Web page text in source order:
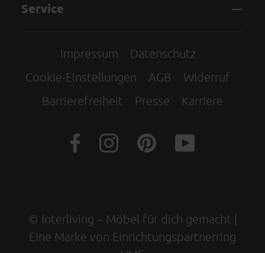
Service
Impressum
Datenschutz
Cookie-Einstellungen
AGB
Widerruf
Barrierefreiheit
Presse Karriere
© Interliving – Möbel für dich gemacht |
Eine Marke von Einrichtungspartnerring